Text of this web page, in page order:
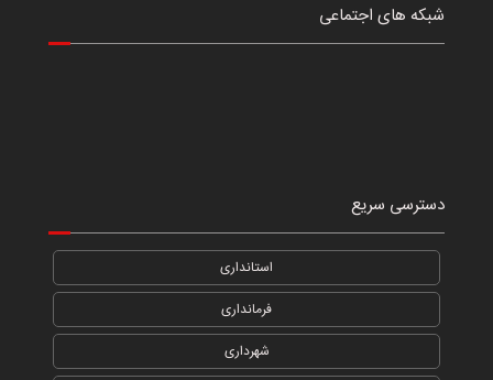
شبکه های اجتماعی
دسترسی سریع
استانداری
فرمانداری
شهرداری